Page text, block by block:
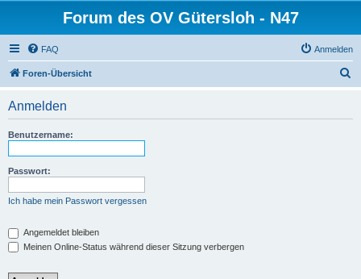
Forum des OV Gütersloh - N47
FAQ Anmelden
Foren-Übersicht
Anmelden
Benutzername:
Passwort:
Ich habe mein Passwort vergessen
Angemeldet bleiben
Meinen Online-Status während dieser Sitzung verbergen